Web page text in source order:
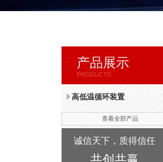
产品展示
PRODUCTS
高低温循环装置
查看全部产品
诚信天下，质得信任
共创共赢